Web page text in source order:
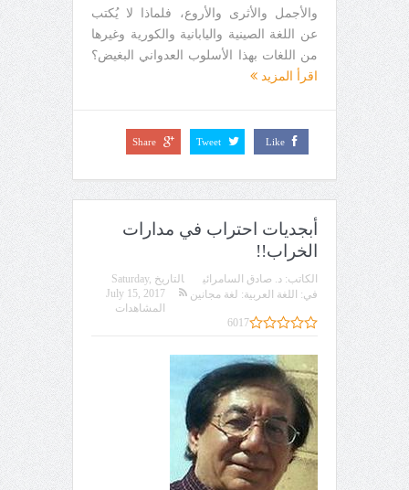
والأجمل والأثرى والأروع، فلماذا لا يُكتب
عن اللغة الصينية واليابانية والكورية وغيرها
من اللغات بهذا الأسلوب العدواني البغيض؟
اقرأ المزيد
Like
Tweet
Share
أبجديات احتراب في مدارات
الخراب!!
الكاتب: د. صادق السامرائي التاريخ Saturday,
July 15, 2017
في: اللغة العربية: لغة مجانين
المشاهدات
6017